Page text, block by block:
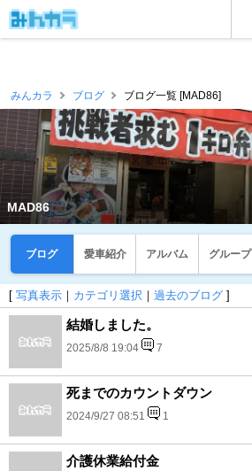
みんカラ ブログ ブログ一覧 [MAD86]
MAD86
ブログ 愛車紹介 アルバム グループ
[ 写真表示 ｜ カテゴリ選択 ｜ 過去のブログ ]
結婚しました。
2025/8/8 19:04 7
死までのカウントダウン
2024/9/27 08:51 1
介護休業給付金